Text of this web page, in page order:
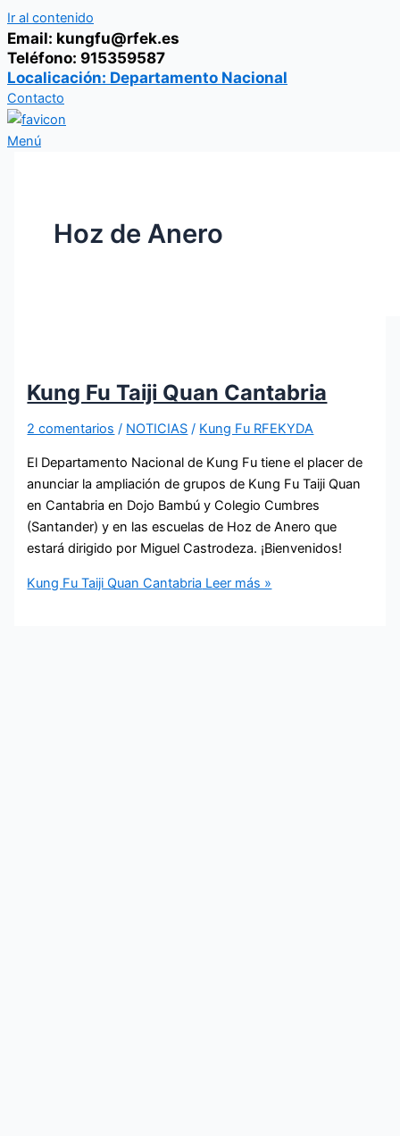
Ir al contenido
Email: kungfu@rfek.es
Teléfono: 915359587
Localicación: Departamento Nacional
Contacto
Menú
Hoz de Anero
Kung Fu Taiji Quan Cantabria
2 comentarios / NOTICIAS / Kung Fu RFEKYDA
El Departamento Nacional de Kung Fu tiene el placer de
anunciar la ampliación de grupos de Kung Fu Taiji Quan
en Cantabria en Dojo Bambú y Colegio Cumbres
(Santander) y en las escuelas de Hoz de Anero que
estará dirigido por Miguel Castrodeza. ¡Bienvenidos!
Kung Fu Taiji Quan Cantabria Leer más »